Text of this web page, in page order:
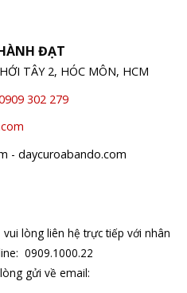
ĐẠT
TÂY 2, HÓC MÔN, HCM
302 279
- daycuroabando.com
lòng liên hệ trực tiếp với nhân
0909.1000.22
gửi về email: